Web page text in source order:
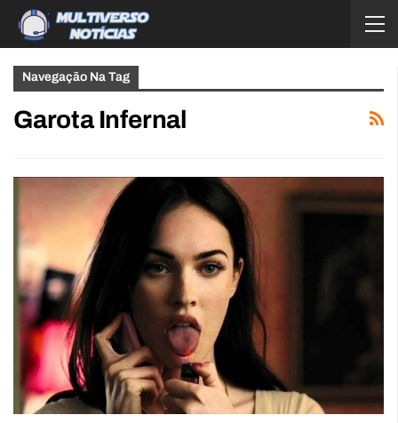
Navegação Na Tag
Garota Infernal